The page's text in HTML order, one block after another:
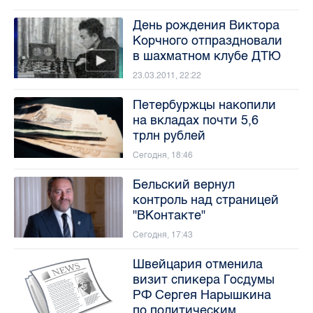
День рождения Виктора
Корчного отпраздновали
в шахматном клубе ДТЮ
23.03.2011, 22:22
Петербуржцы накопили
на вкладах почти 5,6
трлн рублей
Сегодня, 18:46
Бельский вернул
контроль над страницей
"ВКонтакте"
Сегодня, 17:43
Швейцария отменила
визит спикера Госдумы
РФ Сергея Нарышкина